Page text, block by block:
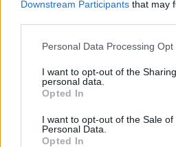
Downstream Participants that may
Please note that this website/app
not limited to your visit or usage
grant or deny consent to Google
use your data for below specified
consent section.
Personal Data Processing Opt
I want to opt-out of the
personal data.
Opted In
I want to opt-out of the Sale of
Personal Data.
Opted In
Mellom sesongåpningen på
av november og fram til
i mars, legger hun opp til fire
Les mer:
Johaug kommer knapt til å
Trondheim